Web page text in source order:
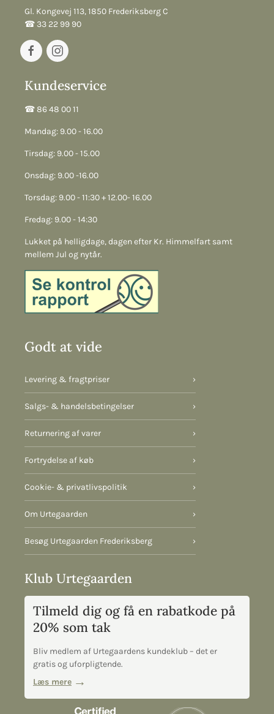
Gl. Kongevej 113, 1850 Frederiksberg C
☎︎ 33 22 99 90
Kundeservice
☎︎ 86 48 00 11
Mandag: 9.00 - 16.00
Tirsdag: 9.00 - 15.00
Onsdag: 9.00 -16.00
Torsdag: 9.00 - 11:30 + 12.00- 16.00
Fredag: 9.00 - 14:30
Lukket på helligdage, dagen efter Kr. Himmelfart samt
mellem Jul og nytår.
Godt at vide
Levering & fragtpriser ›
Salgs- & handelsbetingelser ›
Returnering af varer ›
Fortrydelse af køb ›
Cookie- & privatlivspolitik ›
Om Urtegaarden ›
Besøg Urtegaarden Frederiksberg ›
Klub Urtegaarden
Tilmeld dig og få en rabatkode på
20% som tak
Bliv medlem af Urtegaardens kundeklub – det er
gratis og uforpligtende.
Læs mere